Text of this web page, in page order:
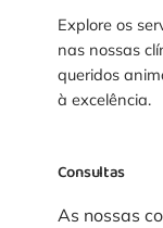
Explore os
nas nossas
queridos
à excelência.
Consultas
As nossas